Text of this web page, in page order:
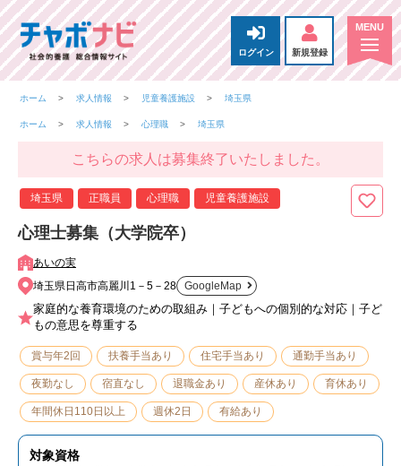
ログイン 新規登録
ホーム 求人情報 児童養護施設 埼玉県
ホーム 求人情報 心理職 埼玉県
こちらの求人は募集終了いたしました。
埼玉県 正職員 心理職 児童養護施設
心理士募集（大学院卒）
あいの実
埼玉県日高市高麗川1－5－28
GoogleMap
家庭的な養育環境のための取組み｜子どもへの個別的な対応｜子ど
もの意思を尊重する
賞与年2回 扶養手当あり 住宅手当あり 通勤手当あり
夜勤なし 宿直なし 退職金あり 産休あり 育休あり
年間休日110日以上 週休2日 有給あり
対象資格